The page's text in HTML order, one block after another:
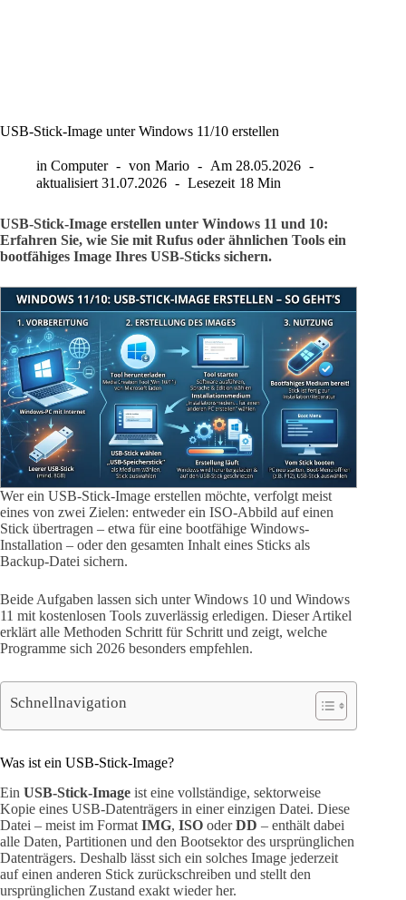
USB-Stick-Image unter Windows 11/10 erstellen
in Computer von Mario Am 28.05.2026
aktualisiert 31.07.2026 Lesezeit 18 Min
USB-Stick-Image erstellen unter Windows 11 und 10:
Erfahren Sie, wie Sie mit Rufus oder ähnlichen Tools ein
bootfähiges Image Ihres USB-Sticks sichern.
Wer ein USB-Stick-Image erstellen möchte, verfolgt meist
eines von zwei Zielen: entweder ein ISO-Abbild auf einen
Stick übertragen – etwa für eine bootfähige Windows-
Installation – oder den gesamten Inhalt eines Sticks als
Backup-Datei sichern.
Beide Aufgaben lassen sich unter Windows 10 und Windows
11 mit kostenlosen Tools zuverlässig erledigen. Dieser Artikel
erklärt alle Methoden Schritt für Schritt und zeigt, welche
Programme sich 2026 besonders empfehlen.
Schnellnavigation
Was ist ein USB-Stick-Image?
Ein USB-Stick-Image ist eine vollständige, sektorweise
Kopie eines USB-Datenträgers in einer einzigen Datei. Diese
Datei – meist im Format IMG, ISO oderDD – enthält dabei
alle Daten, Partitionen und den Bootsektor des ursprünglichen
Datenträgers. Deshalb lässt sich ein solches Image jederzeit
auf einen anderen Stick zurückschreiben und stellt den
ursprünglichen Zustand exakt wieder her.